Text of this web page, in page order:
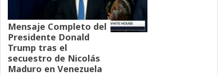
Mensaje Completo del
Presidente Donald
Trump tras el
secuestro de Nicolás
Maduro en Venezuela